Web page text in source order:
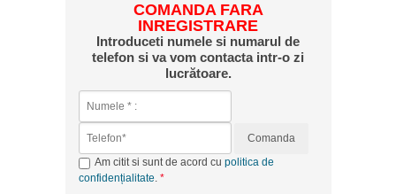
COMANDA FARA
INREGISTRARE
Introduceti numele si numarul de
telefon si va vom contacta intr-o zi
lucrătoare.
Comanda
Am citit si sunt de acord cu politica de
confidențialitate.